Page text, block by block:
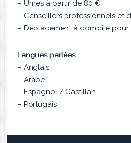
– Urnes à partir de 80 €
– Conseillers professionnels et
– Déplacement à domicile pour
Langues parlées
– Anglais
– Arabe
– Espagnol / Castillan
– Portugais